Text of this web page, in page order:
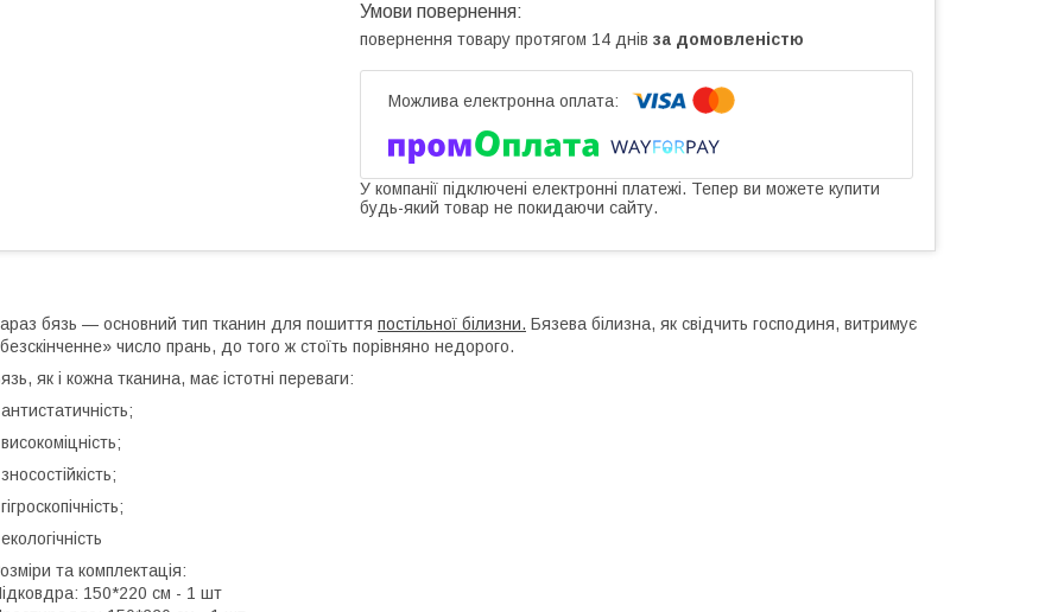
повернення товару протягом 14 днів за домовленістю
У компанії підключені електронні платежі. Тепер ви можете купити
будь-який товар не покидаючи сайту.
бязь — основний тип тканин для пошиття постільної білизни. Бязева білизна, як свідчить господиня, витримує
число прань, до того ж стоїть порівняно недорого.
як і кожна тканина, має істотні переваги:
та комплектація:
150*220 см - 1 шт